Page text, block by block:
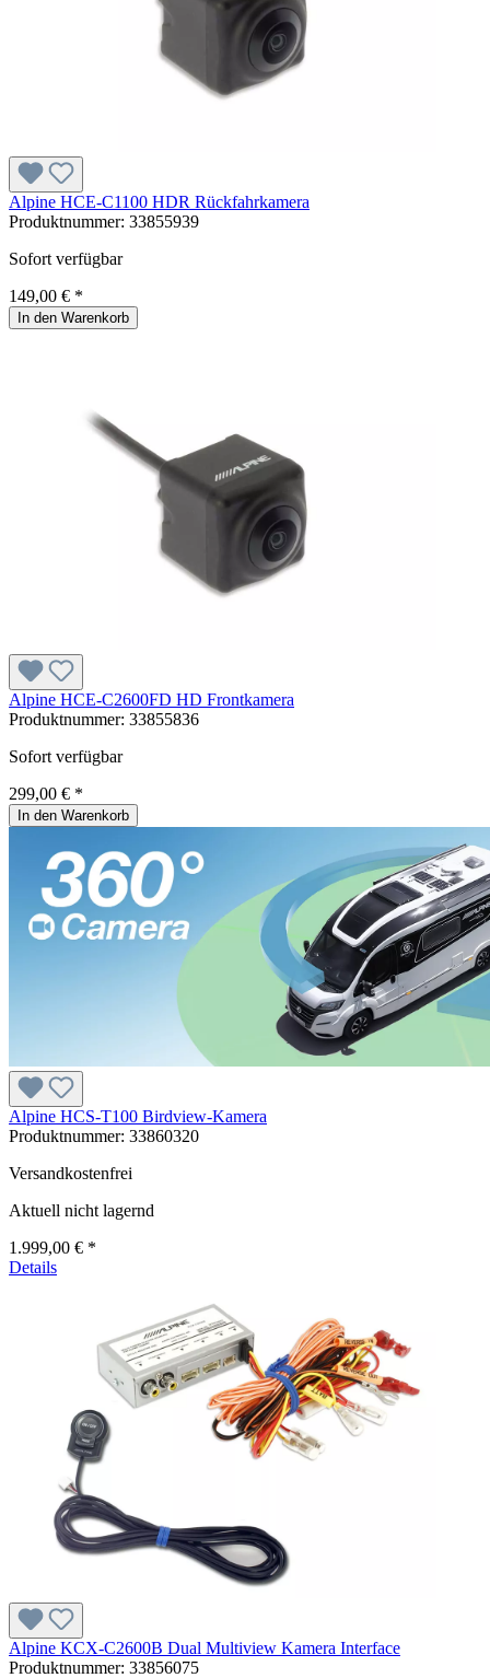
Alpine HCE-C1100 HDR Rückfahrkamera
Produktnummer: 33855939
Sofort verfügbar
149,00 € *
In den Warenkorb
Alpine HCE-C2600FD HD Frontkamera
Produktnummer: 33855836
Sofort verfügbar
299,00 € *
In den Warenkorb
Alpine HCS-T100 Birdview-Kamera
Produktnummer: 33860320
Versandkostenfrei
Aktuell nicht lagernd
1.999,00 € *
Details
Alpine KCX-C2600B Dual Multiview Kamera Interface
Produktnummer: 33856075